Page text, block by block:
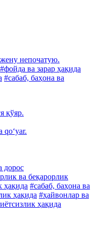
непочатую.
#фойда ва зарар ҳақида
#сабаб, баҳона ва
қўяр.
qo‘yar.
дорос
ва беқарорлик
ҳақида #сабаб, баҳона ва
ҳақида #ҳайвонлар ва
ҳақида